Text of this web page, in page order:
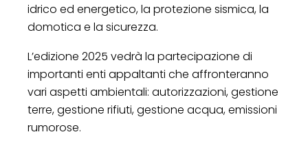
idrico ed energetico, la protezione sismica, la
domotica e la sicurezza.
L’edizione 2025 vedrà la partecipazione di
importanti enti appaltanti che affronteranno
vari aspetti ambientali: autorizzazioni, gestione
terre, gestione rifiuti, gestione acqua, emissioni
rumorose.